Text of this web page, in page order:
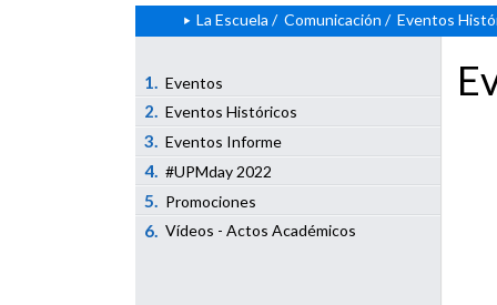
La Escuela / Comunicación / Eventos
1. Eventos
2. Eventos Históricos
3. Eventos Informe
4. #UPMday 2022
5. Promociones
6. Vídeos - Actos Académicos